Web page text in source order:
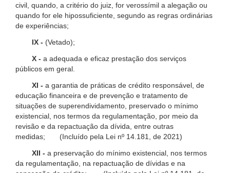
civil, quando, a critério do juiz, for verossímil a alegação ou
quando for ele hipossuficiente, segundo as regras ordinárias
de experiências;
IX - (Vetado);
X - a adequada e eficaz prestação dos serviços
públicos em geral.
XI - a garantia de práticas de crédito responsável, de
educação financeira e de prevenção e tratamento de
situações de superendividamento, preservado o mínimo
existencial, nos termos da regulamentação, por meio da
revisão e da repactuação da dívida, entre outras
medidas; (Incluído pela Lei nº 14.181, de 2021)
XII - a preservação do mínimo existencial, nos termos
da regulamentação, na repactuação de dívidas e na